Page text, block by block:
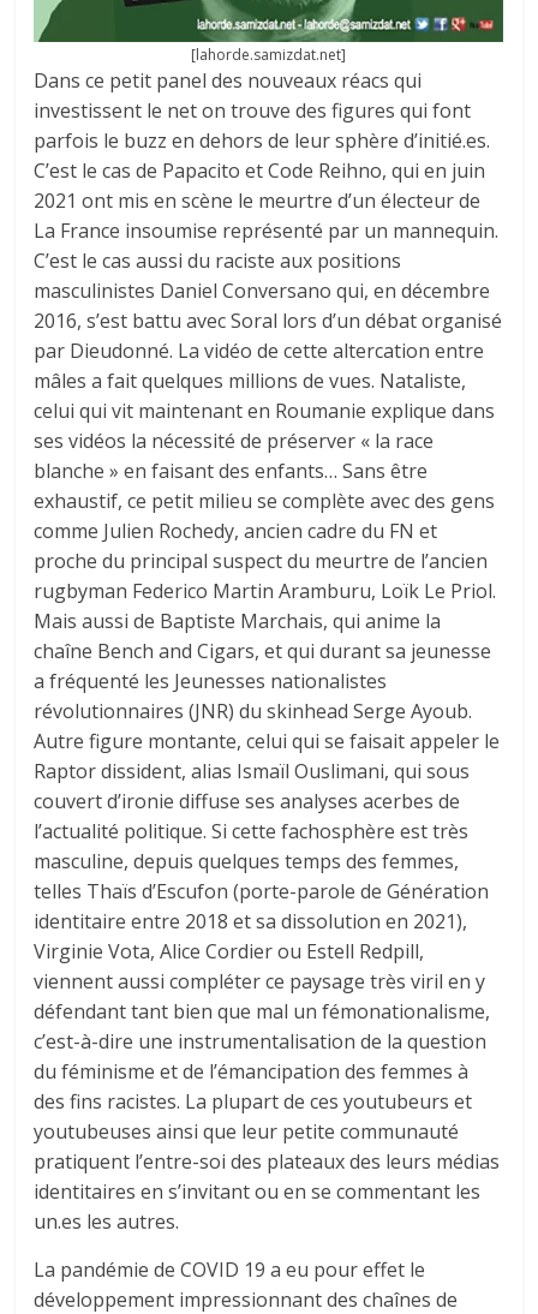
[lahorde.samizdat.net]
Dans ce petit panel des nouveaux réacs qui
investissent le net on trouve des figures qui font
parfois le buzz en dehors de leur sphère d’initié.es.
C’est le cas de Papacito et Code Reihno, qui en juin
2021 ont mis en scène le meurtre d’un électeur de
La France insoumise représenté par un mannequin.
C’est le cas aussi du raciste aux positions
masculinistes Daniel Conversano qui, en décembre
2016, s’est battu avec Soral lors d’un débat organisé
par Dieudonné. La vidéo de cette altercation entre
mâles a fait quelques millions de vues. Nataliste,
celui qui vit maintenant en Roumanie explique dans
ses vidéos la nécessité de préserver « la race
blanche » en faisant des enfants… Sans être
exhaustif, ce petit milieu se complète avec des gens
comme Julien Rochedy, ancien cadre du FN et
proche du principal suspect du meurtre de l’ancien
rugbyman Federico Martin Aramburu, Loïk Le Priol.
Mais aussi de Baptiste Marchais, qui anime la
chaîne Bench and Cigars, et qui durant sa jeunesse
a fréquenté les Jeunesses nationalistes
révolutionnaires (JNR) du skinhead Serge Ayoub.
Autre figure montante, celui qui se faisait appeler le
Raptor dissident, alias Ismaïl Ouslimani, qui sous
couvert d’ironie diffuse ses analyses acerbes de
l’actualité politique. Si cette fachosphère est très
masculine, depuis quelques temps des femmes,
telles Thaïs d’Escufon (porte-parole de Génération
identitaire entre 2018 et sa dissolution en 2021),
Virginie Vota, Alice Cordier ou Estell Redpill,
viennent aussi compléter ce paysage très viril en y
défendant tant bien que mal un fémonationalisme,
c’est-à-dire une instrumentalisation de la question
du féminisme et de l’émancipation des femmes à
des fins racistes. La plupart de ces youtubeurs et
youtubeuses ainsi que leur petite communauté
pratiquent l’entre-soi des plateaux des leurs médias
identitaires en s’invitant ou en se commentant les
un.es les autres.
La pandémie de COVID 19 a eu pour effet le
développement impressionnant des chaînes de